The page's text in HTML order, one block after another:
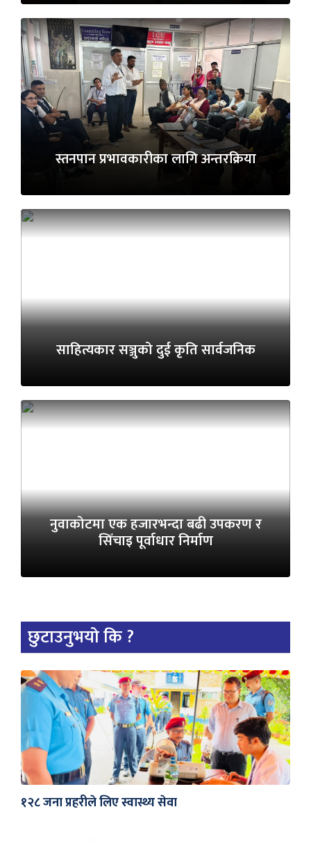
स्तनपान प्रभावकारीका लागि अन्तरक्रिया
साहित्यकार सञ्जुको दुई कृति सार्वजनिक
नुवाकोटमा एक हजारभन्दा बढी उपकरण र
सिँचाइ पूर्वाधार निर्माण
छुटाउनुभयो कि ?
१२८ जना प्रहरीले लिए स्वास्थ्य सेवा